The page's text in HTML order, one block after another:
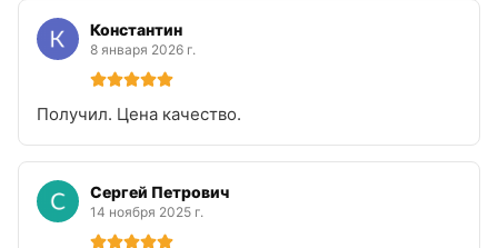
Константин
8 января 2026 г.
Получил. Цена качество.
Сергей Петрович
14 ноября 2025 г.